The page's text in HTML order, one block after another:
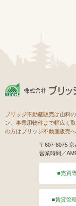
ブリッジ不動産販売は山科
ン、事業用物件まで幅広く
の方はブリッジ不動産販売へ
〒607-8075
営業時間／
売買
賃貸管